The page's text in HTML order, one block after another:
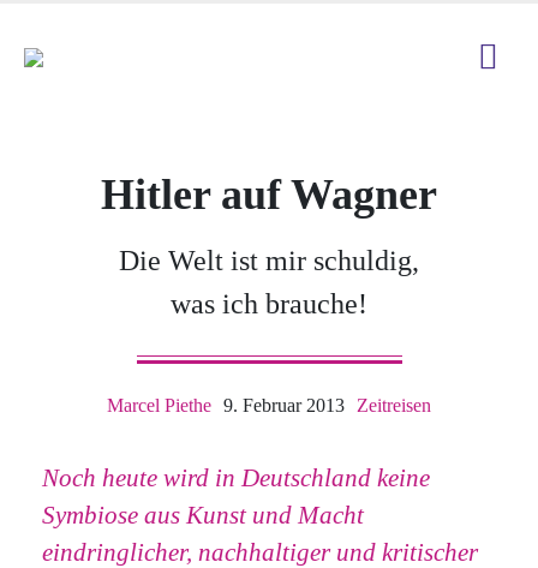
Hitler auf Wagner
Die Welt ist mir schuldig,
was ich brauche!
Marcel Piethe 9. Februar 2013 Zeitreisen
Noch heute wird in Deutschland keine
Symbiose aus Kunst und Macht
eindringlicher, nachhaltiger und kritischer